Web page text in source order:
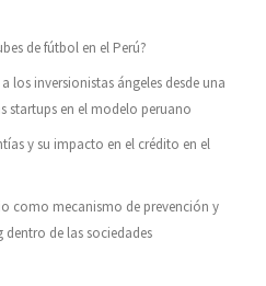
de fútbol en el Perú?
los inversionistas ángeles desde una
startups en el modelo peruano
y su impacto en el crédito en el
como mecanismo de prevención y
de las sociedades